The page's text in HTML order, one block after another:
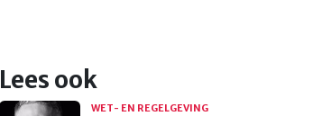
Lees ook
WET- EN REGELGEVING